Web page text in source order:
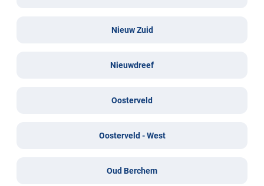
Nieuw Zuid
Nieuwdreef
Oosterveld
Oosterveld - West
Oud Berchem